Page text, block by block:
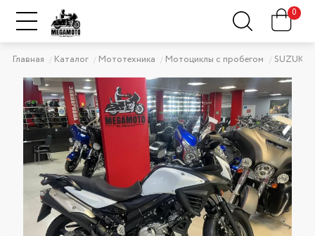
0
Главная Каталог Мототехника Мотоциклы с пробегом SUZUKI